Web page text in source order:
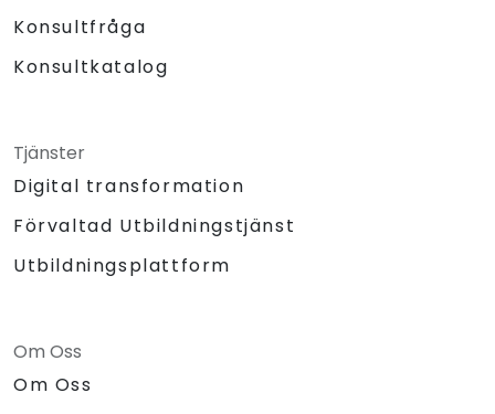
Konsultfråga
Konsultkatalog
Tjänster
Digital transformation
Förvaltad Utbildningstjänst
Utbildningsplattform
Om Oss
Om Oss